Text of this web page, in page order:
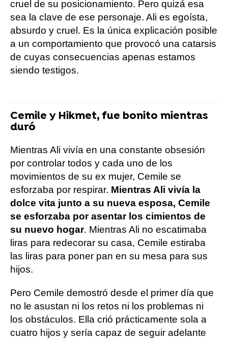
cruel de su posicionamiento. Pero quizá esa
sea la clave de ese personaje. Ali es egoísta,
absurdo y cruel. Es la única explicación posible
a un comportamiento que provocó una catarsis
de cuyas consecuencias apenas estamos
siendo testigos.
Cemile y Hikmet, fue bonito mientras
duró
Mientras Ali vivía en una constante obsesión
por controlar todos y cada uno de los
movimientos de su ex mujer, Cemile se
esforzaba por respirar. Mientras Ali vivía la
dolce vita junto a su nueva esposa, Cemile
se esforzaba por asentar los cimientos de
su nuevo hogar. Mientras Ali no escatimaba
liras para redecorar su casa, Cemile estiraba
las liras para poner pan en su mesa para sus
hijos.
Pero Cemile demostró desde el primer día que
no le asustan ni los retos ni los problemas ni
los obstáculos. Ella crió prácticamente sola a
cuatro hijos y sería capaz de seguir adelante